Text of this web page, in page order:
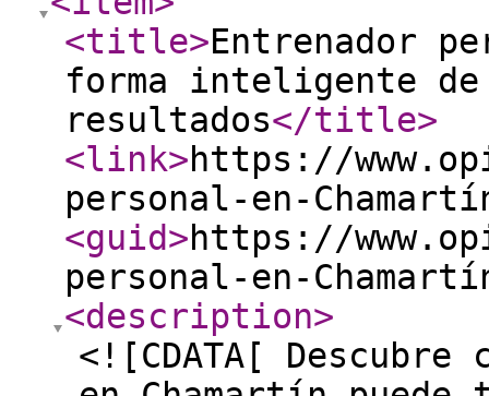
<title>Entrenador
forma inteligente
resultados</title>
<link>https://
personal-en-
<guid>https://
personal-en-
<description>
<![CDATA[